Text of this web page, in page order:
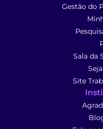
Gestão do
Sala da
Site